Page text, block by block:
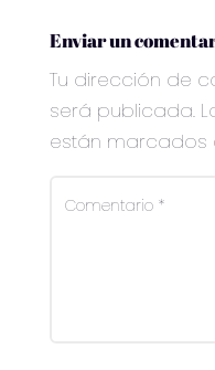
Enviar un
Tu dirección de
será publicada.
están marcados